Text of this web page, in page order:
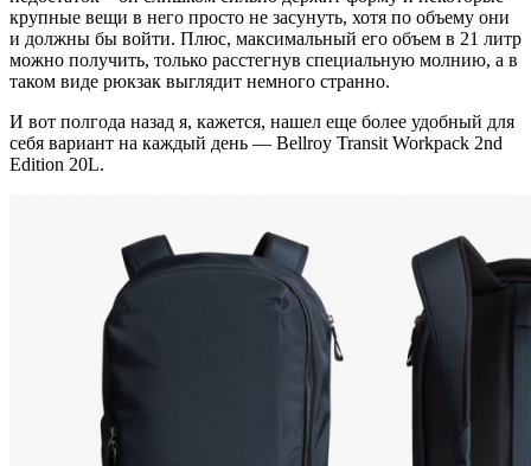
крупные вещи в него просто не засунуть, хотя по объему они
и должны бы войти. Плюс, максимальный его объем в 21 литр
можно получить, только расстегнув специальную молнию, а в
таком виде рюкзак выглядит немного странно.
И вот полгода назад я, кажется, нашел еще более удобный для
себя вариант на каждый день — Bellroy Transit Workpack 2nd
Edition 20L.